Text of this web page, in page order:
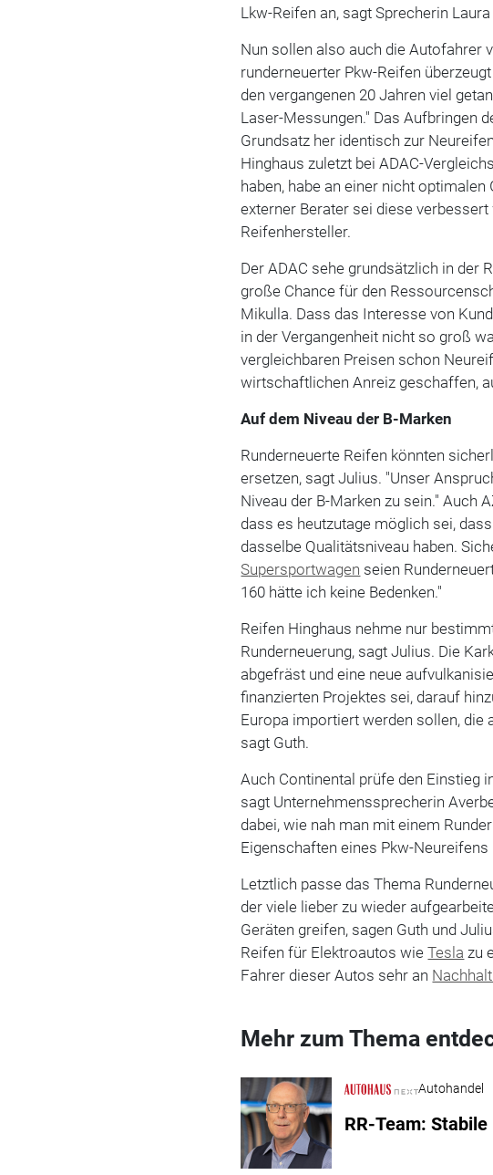
Lkw-Reifen an, sagt Sprecherin
Nun sollen also auch die Autofahrer
runderneuerter Pkw-Reifen
den vergangenen 20 Jahren viel
Laser-Messungen." Das Aufbringen
Grundsatz her identisch zur
Hinghaus zuletzt bei ADAC-
haben, habe an einer nicht
externer Berater sei diese
Reifenhersteller.
Der ADAC sehe grundsätzlich in der
große Chance für den
Mikulla. Dass das Interesse von
in der Vergangenheit nicht so groß
vergleichbaren Preisen schon
wirtschaftlichen Anreiz geschaffen,
Auf dem Niveau der B-Marken
Runderneuerte Reifen könnten
ersetzen, sagt Julius. "Unser
Niveau der B-Marken zu sein." Auch
dass es heutzutage möglich sei,
dasselbe Qualitätsniveau haben.
Supersportwagen seien
160 hätte ich keine Bedenken."
Reifen Hinghaus nehme nur
Runderneuerung, sagt Julius. Die
abgefräst und eine neue
finanzierten Projektes sei, darauf
Europa importiert werden sollen, die
sagt Guth.
Auch Continental prüfe den Einstieg
sagt Unternehmenssprecherin
dabei, wie nah man mit einem
Eigenschaften eines Pkw-Neureifens
Letztlich passe das Thema
der viele lieber zu wieder
Geräten greifen, sagen Guth und
Reifen für Elektroautos wieTesla zu
Fahrer dieser Autos sehr an
Mehr zum Thema
Autohandel
RR-Team: